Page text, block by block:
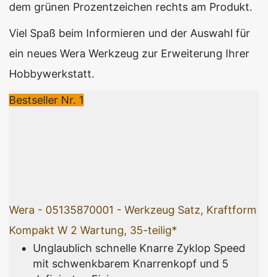
dem grünen Prozentzeichen rechts am Produkt.
Viel Spaß beim Informieren und der Auswahl für
ein neues Wera Werkzeug zur Erweiterung Ihrer
Hobbywerkstatt.
Bestseller Nr. 1
Wera - 05135870001 - Werkzeug Satz, Kraftform
Kompakt W 2 Wartung, 35-teilig*
Unglaublich schnelle Knarre Zyklop Speed
mit schwenkbarem Knarrenkopf und 5